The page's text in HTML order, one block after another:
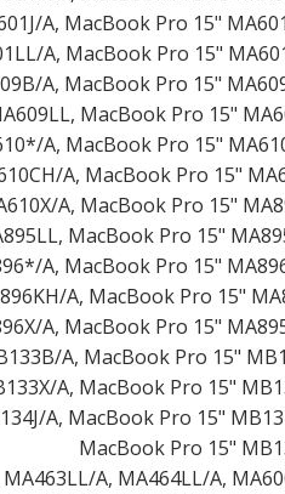
A, MacBook Pro 15"
A, MacBook Pro 15"
A, MacBook Pro 15"
MacBook Pro 15"
A, MacBook Pro 15"
A, MacBook Pro 15"
A, MacBook Pro 15"
MacBook Pro 15"
A, MacBook Pro 15"
A, MacBook Pro 15"
A, MacBook Pro 15"
A, MacBook Pro 15"
A, MacBook Pro 15"
A, MacBook Pro 15"
MacBook Pro 15"
A, MA464LL/A,